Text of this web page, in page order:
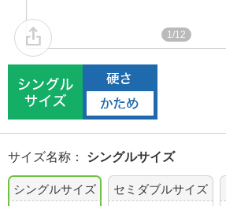
1/12
サイズ名称 ： シングルサイズ
シングルサイズ セミダブルサイズ